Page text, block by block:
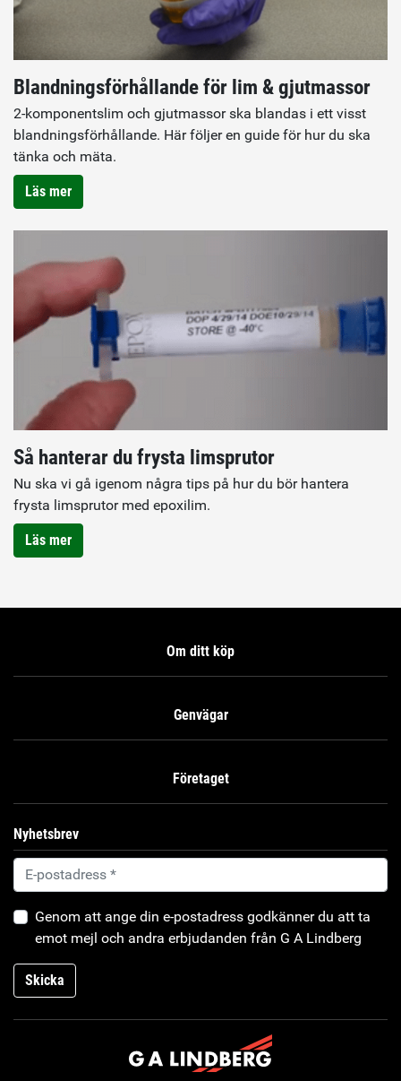
Blandningsförhållande för lim & gjutmassor
2-komponentslim och gjutmassor ska blandas i ett visst
blandningsförhållande. Här följer en guide för hur du ska
tänka och mäta.
Läs mer
Så hanterar du frysta limsprutor
Nu ska vi gå igenom några tips på hur du bör hantera
frysta limsprutor med epoxilim.
Läs mer
Om ditt köp
Genvägar
Företaget
Nyhetsbrev
Genom att ange din e-postadress godkänner du att ta
emot mejl och andra erbjudanden från G A Lindberg
Skicka